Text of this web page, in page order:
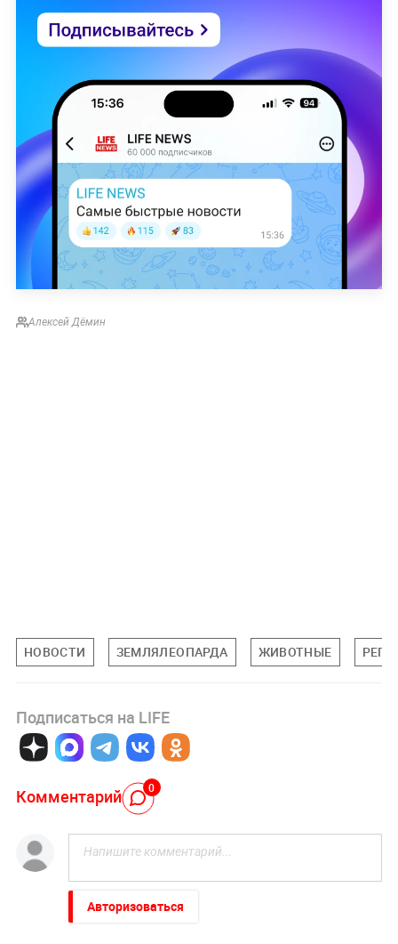
Алексей Дёмин
НОВОСТИ ЗЕМЛЯЛЕОПАРДА ЖИВОТНЫЕ
Подписаться на LIFE
Комментарий 0
Авторизоваться